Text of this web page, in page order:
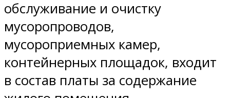
обслуживание и очистку
мусоропроводов,
мусороприемных камер,
контейнерных площадок, входит
в состав платы за содержание